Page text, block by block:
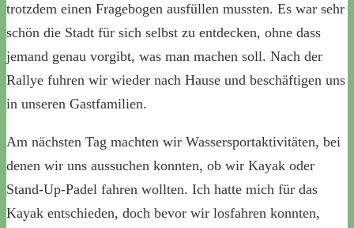
trotzdem einen Fragebogen ausfüllen mussten. Es war sehr
schön die Stadt für sich selbst zu entdecken, ohne dass
jemand genau vorgibt, was man machen soll. Nach der
Rallye fuhren wir wieder nach Hause und beschäftigen uns
in unseren Gastfamilien.
Am nächsten Tag machten wir Wassersportaktivitäten, bei
denen wir uns aussuchen konnten, ob wir Kayak oder
Stand-Up-Padel fahren wollten. Ich hatte mich für das
Kayak entschieden, doch bevor wir losfahren konnten,